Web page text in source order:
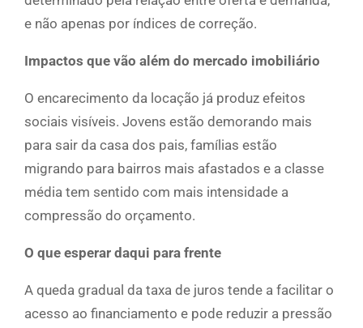
e não apenas por índices de correção.
Impactos que vão além do mercado imobiliário
O encarecimento da locação já produz efeitos
sociais visíveis. Jovens estão demorando mais
para sair da casa dos pais, famílias estão
migrando para bairros mais afastados e a classe
média tem sentido com mais intensidade a
compressão do orçamento.
O que esperar daqui para frente
A queda gradual da taxa de juros tende a facilitar o
acesso ao financiamento e pode reduzir a pressão